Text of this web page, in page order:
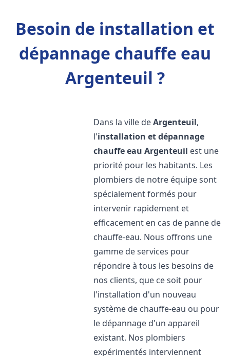
Besoin de installation et
dépannage chauffe eau
Argenteuil ?
Dans la ville deArgenteuil,
l'installation et dépannage
chauffe eau Argenteuil est une
priorité pour les habitants. Les
plombiers de notre équipe sont
spécialement formés pour
intervenir rapidement et
efficacement en cas de panne de
chauffe-eau. Nous offrons une
gamme de services pour
répondre à tous les besoins de
nos clients, que ce soit pour
l'installation d'un nouveau
système de chauffe-eau ou pour
le dépannage d'un appareil
existant. Nos plombiers
expérimentés interviennent